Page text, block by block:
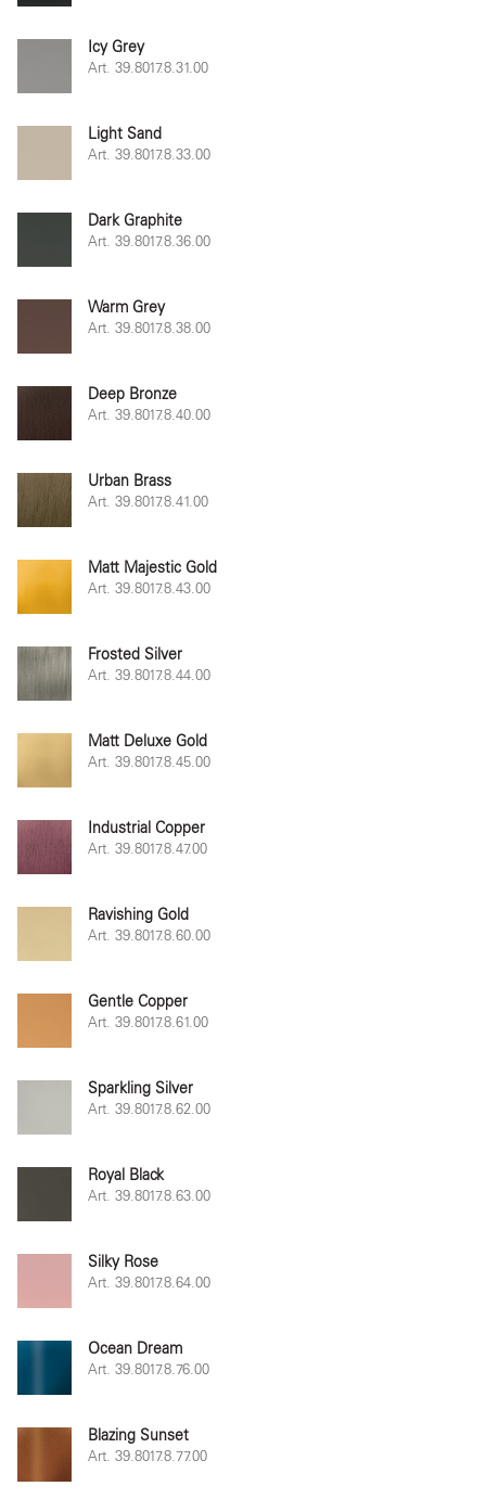
Icy Grey
Art. 39.8017.8.31.00
Light Sand
Art. 39.8017.8.33.00
Dark Graphite
Art. 39.8017.8.36.00
Warm Grey
Art. 39.8017.8.38.00
Deep Bronze
Art. 39.8017.8.40.00
Urban Brass
Art. 39.8017.8.41.00
Matt Majestic Gold
Art. 39.8017.8.43.00
Frosted Silver
Art. 39.8017.8.44.00
Matt Deluxe Gold
Art. 39.8017.8.45.00
Industrial Copper
Art. 39.8017.8.47.00
Ravishing Gold
Art. 39.8017.8.60.00
Gentle Copper
Art. 39.8017.8.61.00
Sparkling Silver
Art. 39.8017.8.62.00
Royal Black
Art. 39.8017.8.63.00
Silky Rose
Art. 39.8017.8.64.00
Ocean Dream
Art. 39.8017.8.76.00
Blazing Sunset
Art. 39.8017.8.77.00